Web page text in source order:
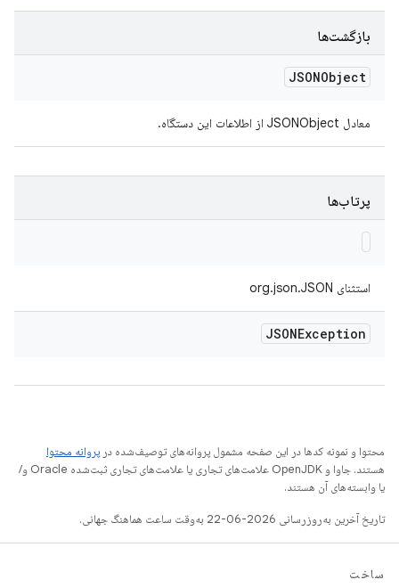
بازگشت‌ها
JSONObject
معادل JSONObject از اطلاعات این دستگاه.
پرتاب‌ها
استثنای org.json.JSON
JSONException
محتوا و نمونه کدها در این صفحه مشمول پروانه‌های توصیف‌شده در پروانه محتوا
هستند. جاوا و OpenJDK علامت‌های تجاری یا علامت‌های تجاری ثبت‌شده Oracle و/
یا وابسته‌های آن هستند.
تاریخ آخرین به‌روزرسانی 2026-06-22 به‌وقت ساعت هماهنگ جهانی.
ساخت